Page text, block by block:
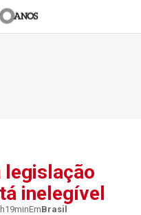
legislação
inelegível
EmBrasil